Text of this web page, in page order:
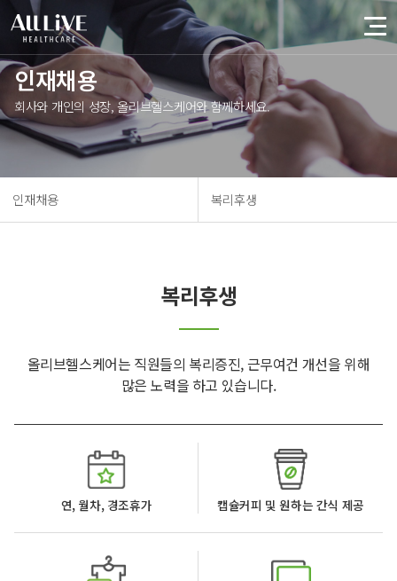
인재채용
회사와 개인의 성장, 올리브헬스케어와 함께하세요.
인재채용 복리후생
복리후생
올리브헬스케어는 직원들의 복리증진, 근무여건 개선을 위해
많은 노력을 하고 있습니다.
연, 월차, 경조휴가 캡슐커피 및 원하는 간식 제공